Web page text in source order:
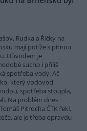
Rudka a Říčky na
mají potíže s pitnou
Důvodem je
sucho i příliš
spotřeba vody. Ač
který vodovod
spotřeba stoupla,
Na problém dnes
Pitrocha ČTK řekl,
ale je třeba opravdu